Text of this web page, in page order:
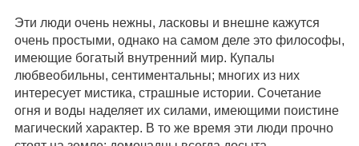
Эти люди очень нежны, ласковы и внешне кажутся
очень простыми, однако на самом деле это философы,
имеющие богатый внутренний мир. Купалы
любвеобильны, сентиментальны; многих из них
интересует мистика, страшные истории. Сочетание
огня и воды наделяет их силами, имеющими поистине
магический характер. В то же время эти люди прочно